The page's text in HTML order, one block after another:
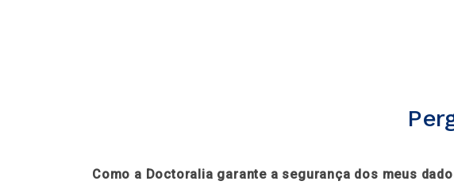
Como a Doctoralia garante a segurança dos meus